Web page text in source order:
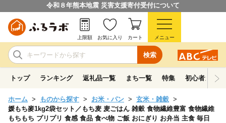
令和８年熊本地震 災害支援寄付受付について
検索
上限額 お気に入り カート メニュー
トップ ランキング 返礼品一覧 まち一覧 特集 初心者ガイド
ホーム ものから探す お米・パン
玄米・雑穀
媛もち麥1kg2袋セット／もち麦 麦ごはん 雑穀 食物繊維豊富 食物繊維
もちもち プリプリ 食感 食品 食べ物 ご飯 おにぎり お弁当 主食 毎日